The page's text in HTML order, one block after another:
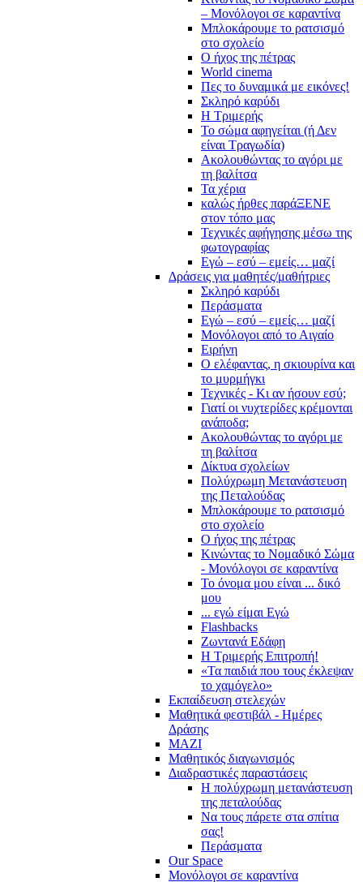
– Μονόλογοι σε καραντίνα
Μπλοκάρουμε το ρατσισμό
στο σχολείο
Ο ήχος της πέτρας
World cinema
Πες το δυναμικά με εικόνες!
Σκληρό καρύδι
Η Τριμερής
Το σώμα αφηγείται (ή Δεν
είναι Τραγωδία)
Ακολουθώντας το αγόρι με
τη βαλίτσα
Τα χέρια
καλώς ήρθες παράΞΕΝΕ
στον τόπο μας
Τεχνικές αφήγησης μέσω της
φωτογραφίας
Εγώ – εσύ – εμείς… μαζί
Δράσεις για μαθητές/μαθήτριες
Σκληρό καρύδι
Περάσματα
Εγώ – εσύ – εμείς… μαζί
Μονόλογοι από το Αιγαίο
Ειρήνη
Ο ελέφαντας, η σκιουρίνα και
το μυρμήγκι
Τεχνικές - Κι αν ήσουν εσύ;
Γιατί οι νυχτερίδες κρέμονται
ανάποδα;
Ακολουθώντας το αγόρι με
τη βαλίτσα
Δίκτυα σχολείων
Πολύχρωμη Μετανάστευση
της Πεταλούδας
Μπλοκάρουμε το ρατσισμό
στο σχολείο
Ο ήχος της πέτρας
Κινώντας το Νομαδικό Σώμα
- Μονόλογοι σε καραντίνα
Το όνομα μου είναι ... δικό
μου
... εγώ είμαι Εγώ
Flashbacks
Ζωντανά Εδάφη
Η Τριμερής Επιτροπή!
«Τα παιδιά που τους έκλεψαν
το χαμόγελο»
Εκπαίδευση στελεχών
Μαθητικά φεστιβάλ - Ημέρες
Δράσης
ΜΑΖΙ
Μαθητικός διαγωνισμός
Διαδραστικές παραστάσεις
Η πολύχρωμη μετανάστευση
της πεταλούδας
Να τους πάρετε στα σπίτια
σας!
Περάσματα
Our Space
Μονόλογοι σε καραντίνα